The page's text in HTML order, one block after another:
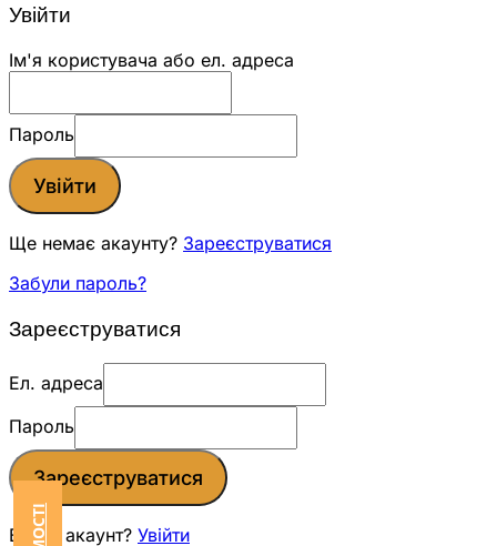
Увійти
Ім'я користувача або ел. адреса
Пароль
Увійти
Ще немає акаунту? Зареєструватися
Забули пароль?
Зареєструватися
Ел. адреса
Пароль
Зареєструватися
Вже є акаунт? Увійти